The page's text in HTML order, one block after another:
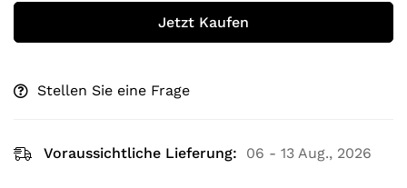
Jetzt Kaufen
Stellen Sie eine Frage
Voraussichtliche Lieferung: 06 - 13 Aug., 2026